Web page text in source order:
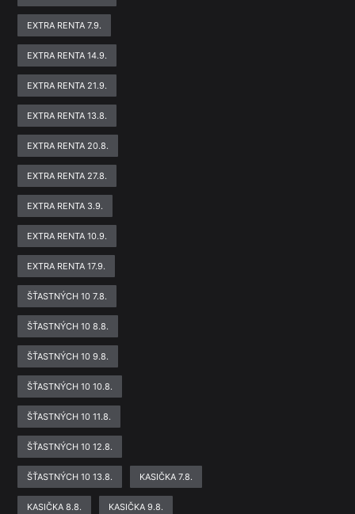
EXTRA RENTA 7.9.
EXTRA RENTA 14.9.
EXTRA RENTA 21.9.
EXTRA RENTA 13.8.
EXTRA RENTA 20.8.
EXTRA RENTA 27.8.
EXTRA RENTA 3.9.
EXTRA RENTA 10.9.
EXTRA RENTA 17.9.
ŠŤASTNÝCH 10 7.8.
ŠŤASTNÝCH 10 8.8.
ŠŤASTNÝCH 10 9.8.
ŠŤASTNÝCH 10 10.8.
ŠŤASTNÝCH 10 11.8.
ŠŤASTNÝCH 10 12.8.
ŠŤASTNÝCH 10 13.8. KASIČKA 7.8.
KASIČKA 8.8. KASIČKA 9.8.